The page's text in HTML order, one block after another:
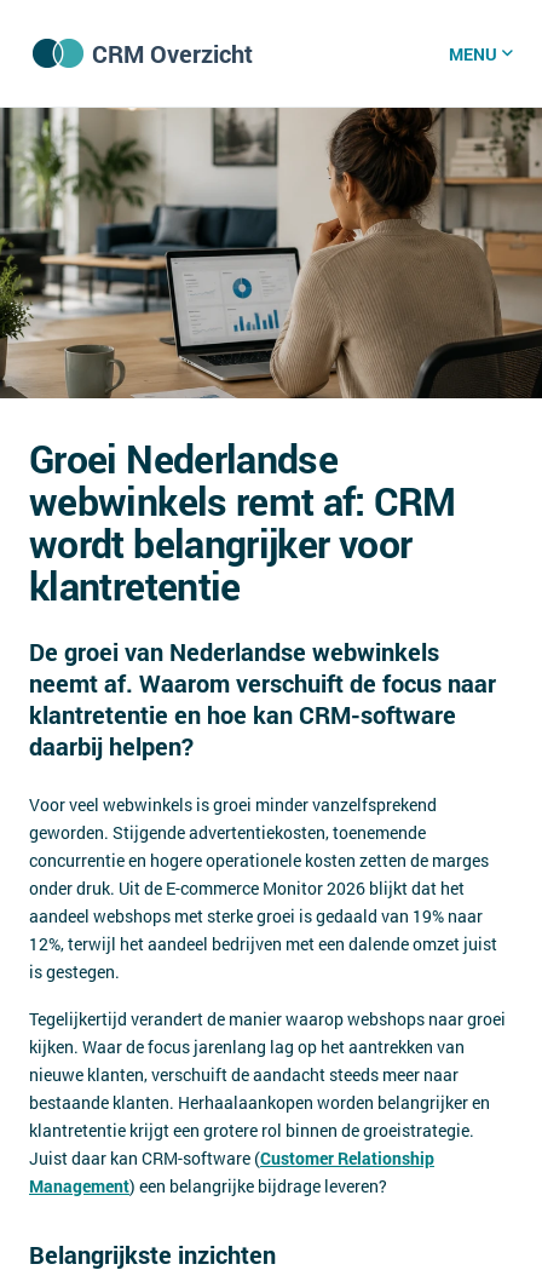
CRM Overzicht
CRM software
CRM kenniscentrum
CRM nieuws
Wat is CRM?
CRM vacatures
Over ons
Contact
MENU
Groei Nederlandse
webwinkels remt af: CRM
wordt belangrijker voor
klantretentie
De groei van Nederlandse webwinkels
neemt af. Waarom verschuift de focus naar
klantretentie en hoe kan CRM-software
daarbij helpen?
Voor veel webwinkels is groei minder vanzelfsprekend
geworden. Stijgende advertentiekosten, toenemende
concurrentie en hogere operationele kosten zetten de marges
onder druk. Uit de E-commerce Monitor 2026 blijkt dat het
aandeel webshops met sterke groei is gedaald van 19% naar
12%, terwijl het aandeel bedrijven met een dalende omzet juist
is gestegen.
Tegelijkertijd verandert de manier waarop webshops naar groei
kijken. Waar de focus jarenlang lag op het aantrekken van
nieuwe klanten, verschuift de aandacht steeds meer naar
bestaande klanten. Herhaalaankopen worden belangrijker en
klantretentie krijgt een grotere rol binnen de groeistrategie.
Juist daar kan CRM-software (Customer Relationship
Management) een belangrijke bijdrage leveren?
Belangrijkste inzichten